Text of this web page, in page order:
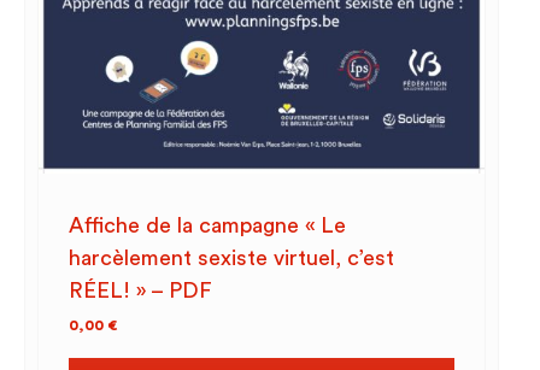
Affiche de la campagne « Le
harcèlement sexiste virtuel, c’est
RÉEL! » – PDF
0,00 €